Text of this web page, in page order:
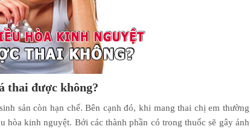
thai được không?
sản còn hạn chế. Bên cạnh đó, khi mang thai chị em thường
hòa kinh nguyệt. Bởi các thành phần có trong thuốc sẽ gây ảnh